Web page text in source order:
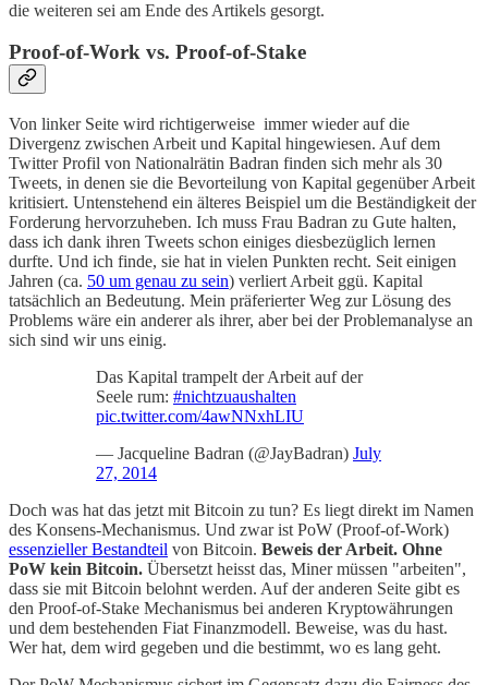
die weiteren sei am Ende des Artikels gesorgt.
Proof-of-Work vs. Proof-of-Stake
Von linker Seite wird richtigerweise immer wieder auf die
Divergenz zwischen Arbeit und Kapital hingewiesen. Auf dem
Twitter Profil von Nationalrätin Badran finden sich mehr als 30
Tweets, in denen sie die Bevorteilung von Kapital gegenüber Arbeit
kritisiert. Untenstehend ein älteres Beispiel um die Beständigkeit der
Forderung hervorzuheben. Ich muss Frau Badran zu Gute halten,
dass ich dank ihren Tweets schon einiges diesbezüglich lernen
durfte. Und ich finde, sie hat in vielen Punkten recht. Seit einigen
Jahren (ca. 50 um genau zu sein) verliert Arbeit ggü. Kapital
tatsächlich an Bedeutung. Mein präferierter Weg zur Lösung des
Problems wäre ein anderer als ihrer, aber bei der Problemanalyse an
sich sind wir uns einig.
Das Kapital trampelt der Arbeit auf der
Seele rum: #nichtzuaushalten
pic.twitter.com/4awNNxhLIU
— Jacqueline Badran (@JayBadran) July
27, 2014
Doch was hat das jetzt mit Bitcoin zu tun? Es liegt direkt im Namen
des Konsens-Mechanismus. Und zwar ist PoW (Proof-of-Work)
essenzieller Bestandteil von Bitcoin. Beweis der Arbeit. Ohne
PoW kein Bitcoin. Übersetzt heisst das, Miner müssen "arbeiten",
dass sie mit Bitcoin belohnt werden. Auf der anderen Seite gibt es
den Proof-of-Stake Mechanismus bei anderen Kryptowährungen
und dem bestehenden Fiat Finanzmodell. Beweise, was du hast.
Wer hat, dem wird gegeben und die bestimmt, wo es lang geht.